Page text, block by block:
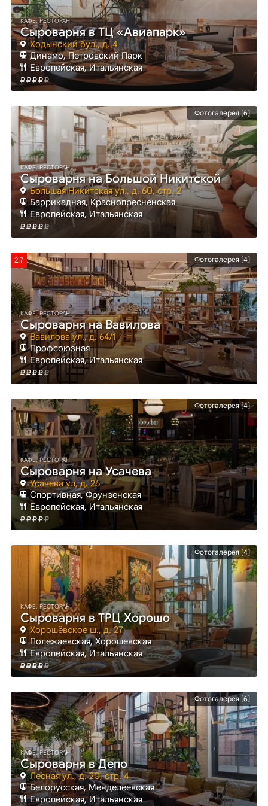
КАФЕ, РЕСТОРАН
Сыроварня в ТЦ «Авиапарк»
Ходынский бул., д. 4
Динамо, Петровский Парк
Европейская, Итальянская
Фотогалерея [6]
КАФЕ, РЕСТОРАН
Сыроварня на Большой Никитской
Большая Никитская ул., д. 60, стр. 2
Баррикадная, Краснопресненская
Европейская, Итальянская
2.7 Фотогалерея [4]
КАФЕ, РЕСТОРАН
Сыроварня на Вавилова
Вавилова ул., д. 64/1
Профсоюзная
Европейская, Итальянская
Фотогалерея [4]
КАФЕ, РЕСТОРАН
Сыроварня на Усачева
Усачева ул, д. 26
Спортивная, Фрунзенская
Европейская, Итальянская
Фотогалерея [4]
КАФЕ, РЕСТОРАН
Сыроварня в ТРЦ Хорошо
Хорошёвское ш., д. 27
Полежаевская, Хорошевская
Европейская, Итальянская
Фотогалерея [6]
КАФЕ, РЕСТОРАН
Сыроварня в Депо
Лесная ул., д. 20, стр. 4
Белорусская, Менделеевская
Европейская, Итальянская